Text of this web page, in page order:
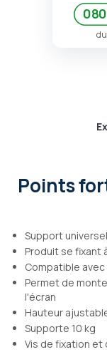
Points
Support
Produit se fixant
Compatible
Permet de
l'écran
Hauteur
Supporte 10 kg
Vis de fixation et